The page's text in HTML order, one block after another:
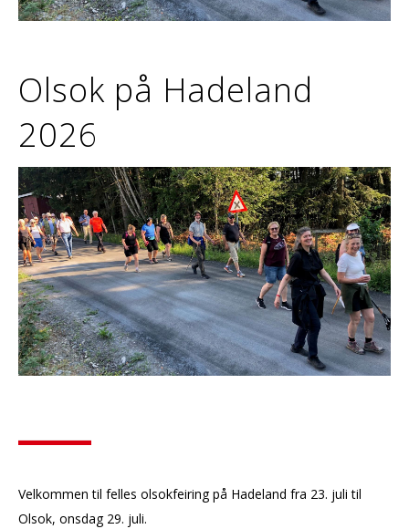
Olsok på Hadeland
2026
Velkommen til felles olsokfeiring på Hadeland fra 23. juli til
Olsok, onsdag 29. juli.